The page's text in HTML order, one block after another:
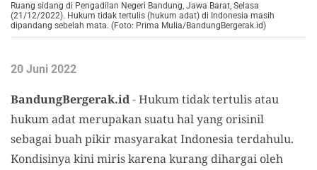
Ruang sidang di Pengadilan Negeri Bandung, Jawa Barat, Selasa
(21/12/2022). Hukum tidak tertulis (hukum adat) di Indonesia masih
dipandang sebelah mata. (Foto: Prima Mulia/BandungBergerak.id)
20 Juni 2022
BandungBergerak.id-Hukum tidak tertulis atau
hukum adat merupakan suatu hal yang orisinil
sebagai buah pikir masyarakat Indonesia terdahulu.
Kondisinya kini miris karena kurang dihargai oleh